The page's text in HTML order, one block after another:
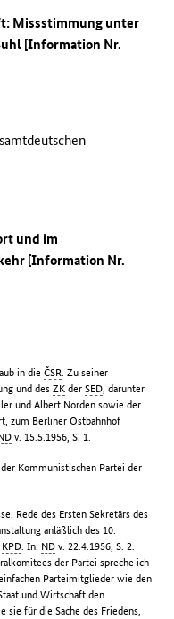
Missstimmung unter
[Information Nr.
und im
[Information Nr.
in dieČSR. Zu seiner
und desZK derSED, darunter
und Albert Norden sowie der
zum Berliner Ostbahnhof
v. 15.5.1956, S. 1.
Kommunistischen Partei der
Rede des Ersten Sekretärs des
anläßlich des 10.
KPD. In: ND v. 22.4.1956, S. 2.
der Partei spreche ich
Parteimitglieder wie den
und Wirtschaft den
sie für die Sache des Friedens,